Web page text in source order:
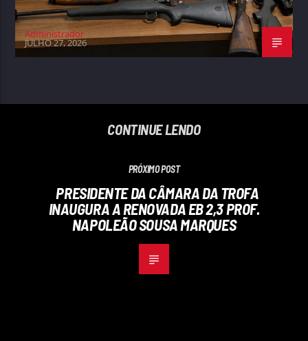
Administrador
JULHO 27, 2026
CONTINUE LENDO
PRÓXIMO POST
PRESIDENTE DA CÂMARA DA TROFA
INAUGURA A RENOVADA EB 2,3 PROF.
NAPOLEÃO SOUSA MARQUES